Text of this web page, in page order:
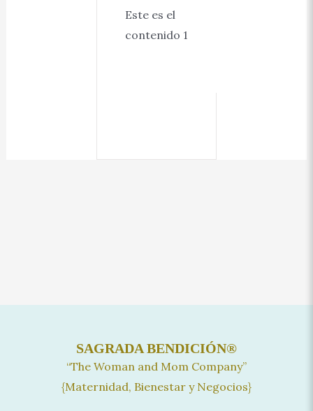
Este es el
contenido 1
SAGRADA BENDICIÓN®
“The Woman and Mom Company”
{Maternidad, Bienestar y Negocios}